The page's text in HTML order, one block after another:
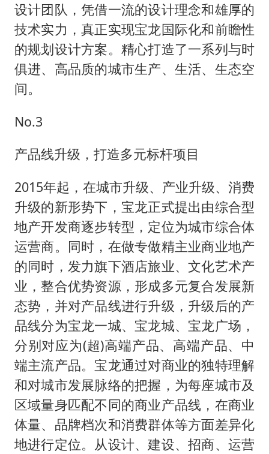
设计团队，凭借一流的设计理念和雄厚的
技术实力，真正实现宝龙国际化和前瞻性
的规划设计方案。精心打造了一系列与时
俱进、高品质的城市生产、生活、生态空
间。
No.3
产品线升级，打造多元标杆项目
2015年起，在城市升级、产业升级、消费
升级的新形势下，宝龙正式提出由综合型
地产开发商逐步转型，定位为城市综合体
运营商。同时，在做专做精主业商业地产
的同时，发力旗下酒店旅业、文化艺术产
业，整合优势资源，形成多元复合发展新
态势，并对产品线进行升级，升级后的产
品线分为宝龙一城、宝龙城、宝龙广场，
分别对应为(超)高端产品、高端产品、中
端主流产品。宝龙通过对商业的独特理解
和对城市发展脉络的把握，为每座城市及
区域量身匹配不同的商业产品线，在商业
体量、品牌档次和消费群体等方面差异化
地进行定位。从设计、建设、招商、运营